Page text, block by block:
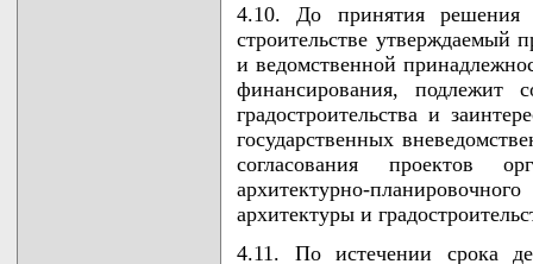
4.10. До принятия решения
строительстве утверждаемый
и ведомственной
финансирования, подлежит
градостроительства и
государственных
согласования проектов
архитектурно-
архитектуры и
4.11. По истечении срока